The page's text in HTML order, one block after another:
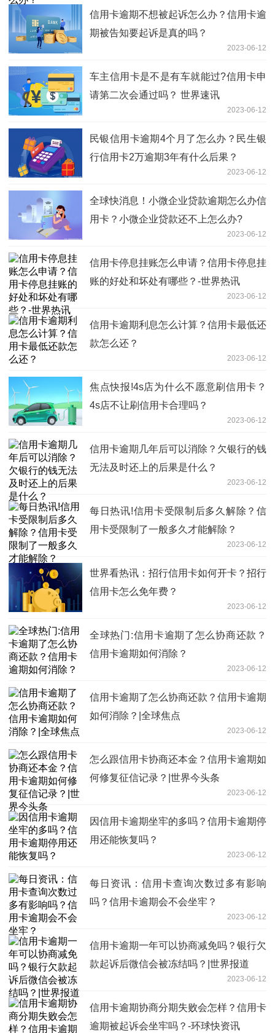
信用卡逾期不想被起诉怎么办？信用卡逾
期被告知要起诉是真的吗？
2023-06-12
车主信用卡是不是有车就能过?信用卡申
请第二次会通过吗？ 世界速讯
2023-06-12
民银信用卡逾期4个月了怎么办？民生银
行信用卡2万逾期3年有什么后果？
2023-06-12
全球快消息！小微企业贷款逾期怎么办信
用卡？小微企业贷款还不上怎么办?
2023-06-12
信用卡停息挂账怎么申请？信用卡停息挂
账的好处和坏处有哪些？-世界热讯
2023-06-12
信用卡逾期利息怎么计算？信用卡最低还
款怎么还？
2023-06-12
焦点快报!4s店为什么不愿意刷信用卡？
4s店不让刷信用卡合理吗？
2023-06-12
信用卡逾期几年后可以消除？欠银行的钱
无法及时还上的后果是什么？
2023-06-12
每日热讯!信用卡受限制后多久解除？信
用卡受限制了一般多久才能解除？
2023-06-12
世界看热讯：招行信用卡如何开卡？招行
信用卡怎么免年费？
2023-06-12
全球热门:信用卡逾期了怎么协商还款？
信用卡逾期如何消除？
2023-06-12
信用卡逾期了怎么协商还款？信用卡逾期
如何消除？|全球焦点
2023-06-12
怎么跟信用卡协商还本金？信用卡逾期如
何修复征信记录？|世界今头条
2023-06-12
因信用卡逾期坐牢的多吗？信用卡逾期停
用还能恢复吗？
2023-06-12
每日资讯：信用卡查询次数过多有影响
吗？信用卡逾期会不会坐牢？
2023-06-12
信用卡逾期一年可以协商减免吗？银行欠
款起诉后微信会被冻结吗？|世界报道
2023-06-12
信用卡逾期协商分期失败会怎样？信用卡
逾期被起诉会坐牢吗？-环球快资讯